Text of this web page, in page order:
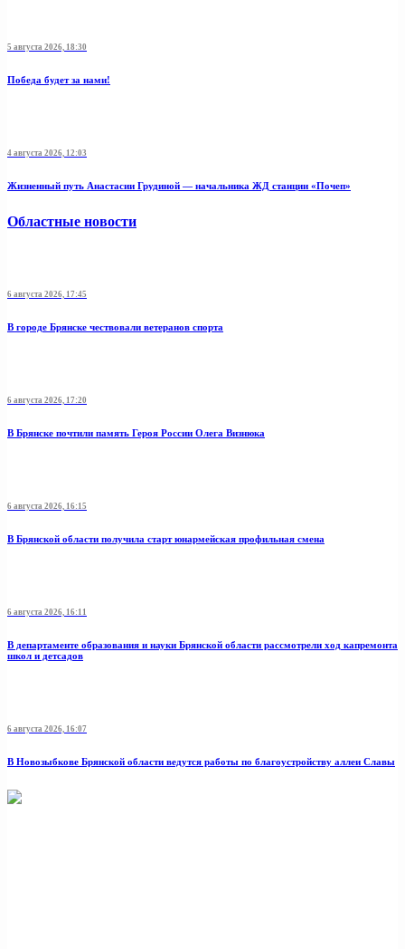
5 августа 2026, 18:30
Победа будет за нами!
4 августа 2026, 12:03
Жизненный путь Анастасии Грудиной — начальника ЖД станции «Почеп»
Областные новости
6 августа 2026, 17:45
В городе Брянске чествовали ветеранов спорта
6 августа 2026, 17:20
В Брянске почтили память Героя России Олега Визнюка
6 августа 2026, 16:15
В Брянской области получила старт юнармейская профильная смена
6 августа 2026, 16:11
В департаменте образования и науки Брянской области рассмотрели ход капремонта
школ и детсадов
6 августа 2026, 16:07
В Новозыбкове Брянской области ведутся работы по благоустройству аллеи Славы